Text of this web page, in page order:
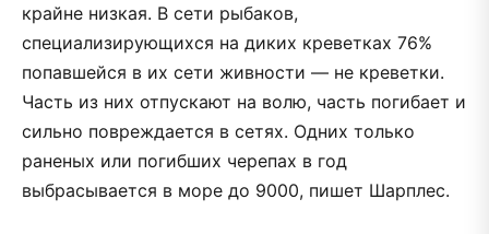
крайне низкая. В сети рыбаков,
специализирующихся на диких креветках 76%
попавшейся в их сети живности — не креветки.
Часть из них отпускают на волю, часть погибает и
сильно повреждается в сетях. Одних только
раненых или погибших черепах в год
выбрасывается в море до 9000, пишет Шарплес.